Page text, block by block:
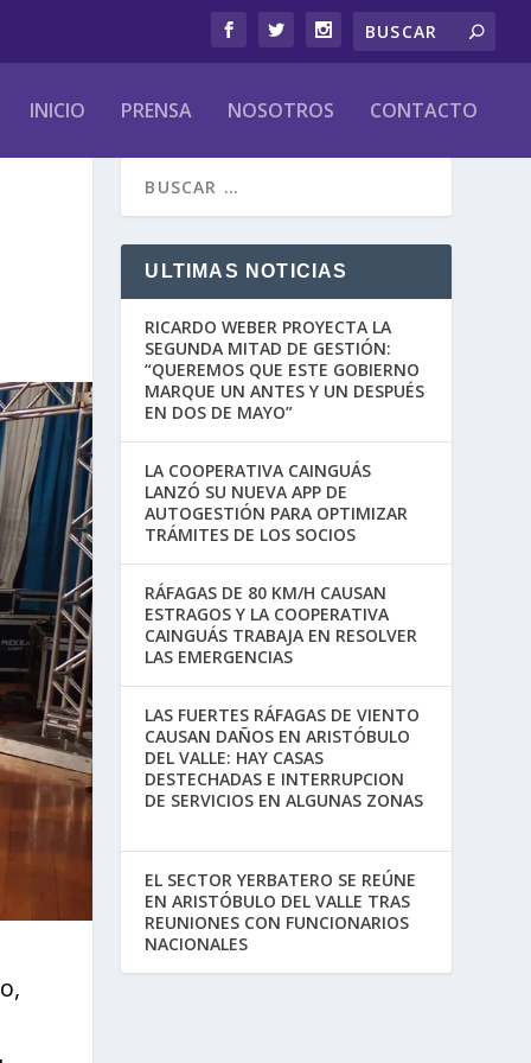
INICIO PRENSA NOSOTROS CONTACTO
ULTIMAS NOTICIAS
RICARDO WEBER PROYECTA LA
SEGUNDA MITAD DE GESTIÓN:
“QUEREMOS QUE ESTE GOBIERNO
MARQUE UN ANTES Y UN DESPUÉS
EN DOS DE MAYO”
LA COOPERATIVA CAINGUÁS
LANZÓ SU NUEVA APP DE
AUTOGESTIÓN PARA OPTIMIZAR
TRÁMITES DE LOS SOCIOS
RÁFAGAS DE 80 KM/H CAUSAN
ESTRAGOS Y LA COOPERATIVA
CAINGUÁS TRABAJA EN RESOLVER
LAS EMERGENCIAS
LAS FUERTES RÁFAGAS DE VIENTO
CAUSAN DAÑOS EN ARISTÓBULO
DEL VALLE: HAY CASAS
DESTECHADAS E INTERRUPCION
DE SERVICIOS EN ALGUNAS ZONAS
EL SECTOR YERBATERO SE REÚNE
EN ARISTÓBULO DEL VALLE TRAS
REUNIONES CON FUNCIONARIOS
NACIONALES